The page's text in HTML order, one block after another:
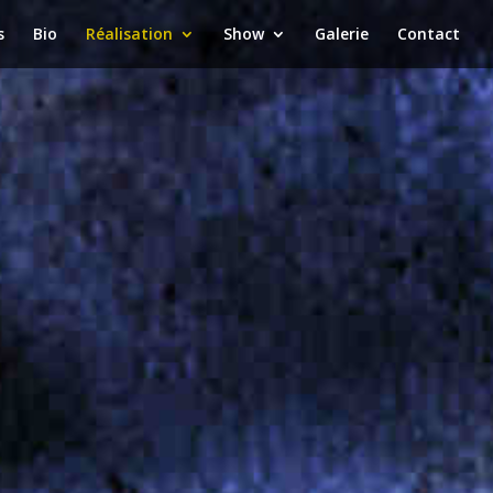
Bio Réalisation Show Galerie Contact